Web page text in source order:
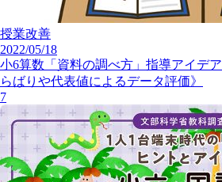
授業改善
2022/05/18
小6算数「資料の調べ方」指導アイデ
らばりや代表値によるデータ評価》
7